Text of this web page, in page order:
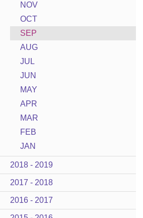
NOV
OCT
SEP
AUG
JUL
JUN
MAY
APR
MAR
FEB
JAN
2018 - 2019
2017 - 2018
2016 - 2017